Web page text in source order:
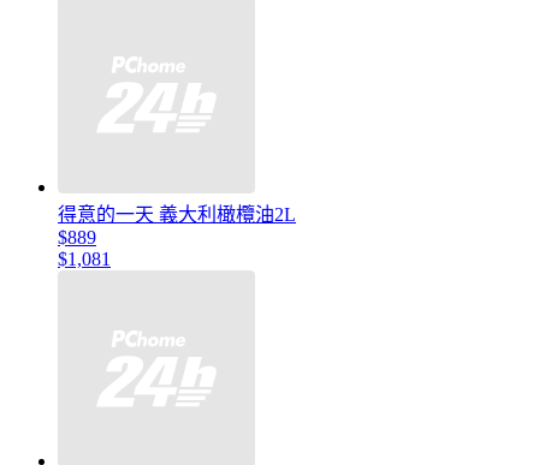
得意的一天 義大利橄欖油2L
$889
$1,081